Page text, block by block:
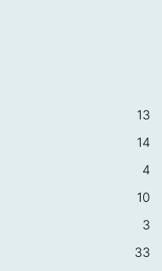
13
14
4
10
3
33